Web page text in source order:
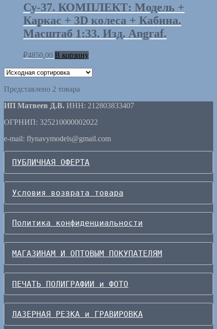
Су-37. КОМПЛЕКТ: Модель +
Каркас + 3D колеса + Кабина.
Масштаб 1:33. Изд. Angraf.
₽4850,00 В корзину
Представлено 2 товара
ИП Матвеев Д.В. ИНН: 212803833407
ОГРНИП: 325210000002022
e-mail: flynavymodels@gmail.com
ПУБЛИЧНАЯ ОФЕРТА
Условия возврата товара
Политика конфиденциальности
МАГАЗИНАМ И ОПТОВЫМ ПОКУПАТЕЛЯМ
ПЕЧАТЬ ПОЛИГРАФИИ и ФОТО
ЛАЗЕРНАЯ РЕЗКА и ГРАВИРОВКА